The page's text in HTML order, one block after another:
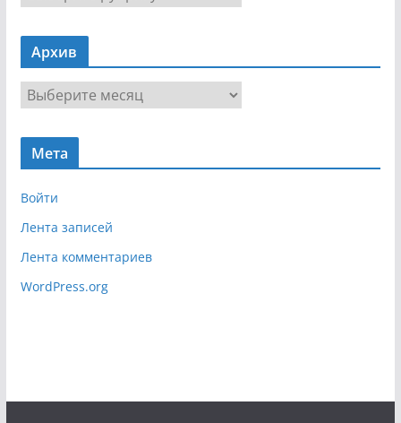
а
в
г
я
Архив
р
х
Мета
Войти
Лента записей
Лента комментариев
WordPress.org